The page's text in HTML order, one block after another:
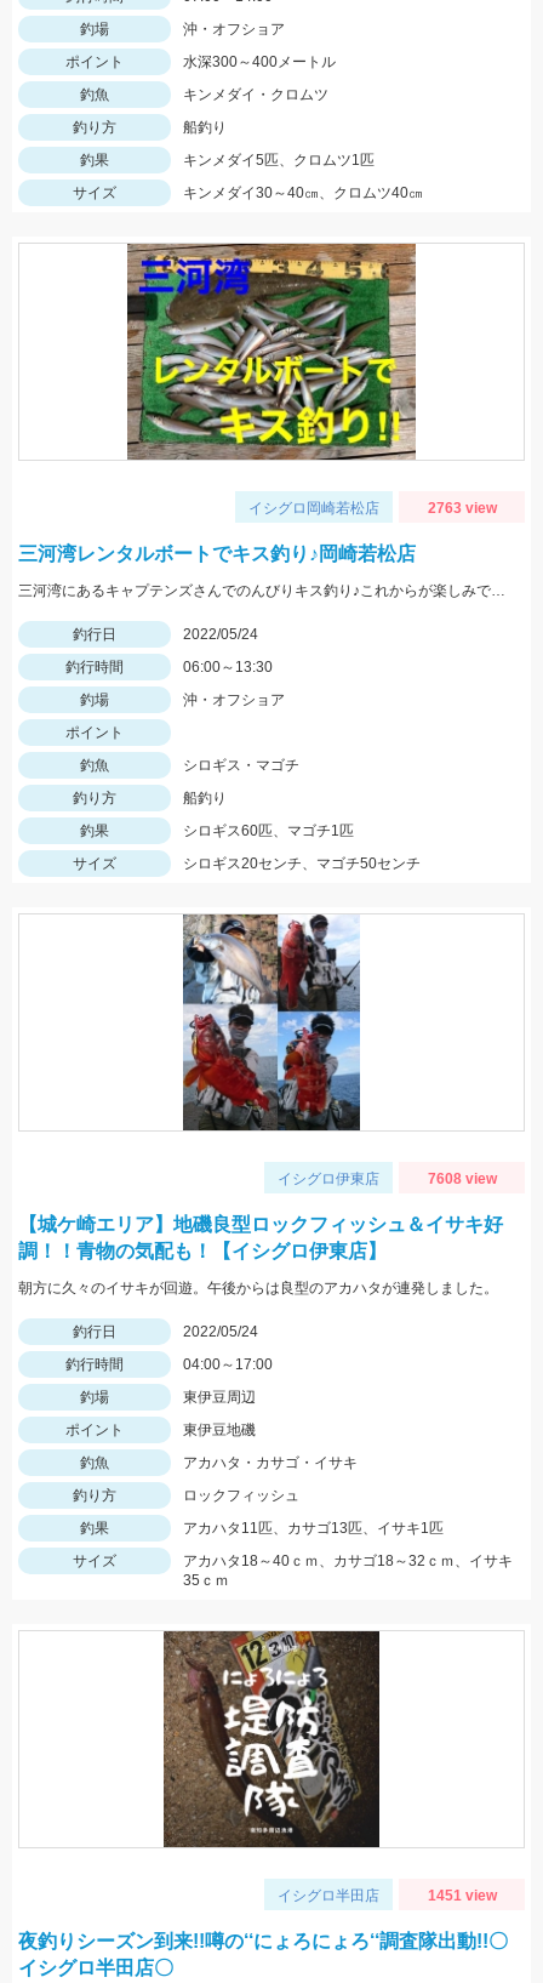
釣場
沖・オフショア
ポイント
水深300～400メートル
釣魚
キンメダイ・クロムツ
釣り方
船釣り
釣果
キンメダイ5匹、クロムツ1匹
サイズ
キンメダイ30～40㎝、クロムツ40㎝
イシグロ岡崎若松店 2763 view
三河湾レンタルボートでキス釣り♪岡崎若松店
三河湾にあるキャプテンズさんでのんびりキス釣り♪これからが楽しみですね♪
釣行日
2022/05/24
釣行時間
06:00～13:30
釣場
沖・オフショア
ポイント
釣魚
シロギス・マゴチ
釣り方
船釣り
釣果
シロギス60匹、マゴチ1匹
サイズ
シロギス20センチ、マゴチ50センチ
イシグロ伊東店 7608 view
【城ケ崎エリア】地磯良型ロックフィッシュ＆イサキ好
調！！青物の気配も！【イシグロ伊東店】
朝方に久々のイサキが回遊。午後からは良型のアカハタが連発しました。
釣行日
2022/05/24
釣行時間
04:00～17:00
釣場
東伊豆周辺
ポイント
東伊豆地磯
釣魚
アカハタ・カサゴ・イサキ
釣り方
ロックフィッシュ
釣果
アカハタ11匹、カサゴ13匹、イサキ1匹
サイズ
アカハタ18～40ｃｍ、カサゴ18～32ｃｍ、イサキ
35ｃｍ
イシグロ半田店 1451 view
夜釣りシーズン到来!!噂の‘‘にょろにょろ‘‘調査隊出動!!〇
イシグロ半田店〇